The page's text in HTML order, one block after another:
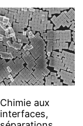
Chimie aux
interfaces,